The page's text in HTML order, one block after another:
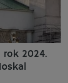
rok 2024.